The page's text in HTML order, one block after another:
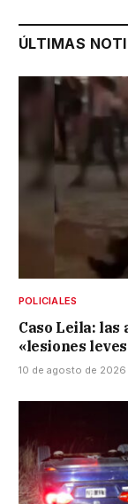
ÚLTIMAS
POLICIALES
Caso Leila:
«lesiones
10 de agosto de 2026